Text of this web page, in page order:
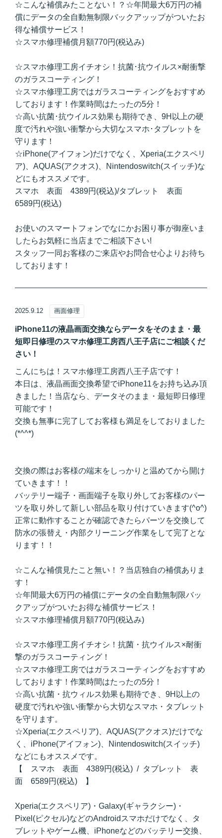
☆こんな補償みたことない！？☆年間最大6万円の補
償にデータの全自動無制限バックアッップがついたお
得な補償サービス！
☆スマホ修理補償月額770円(税込み)
☆スマホ修理工房イチオシ！抗菌･抗ウイルス×耐衝撃
のガラスコーティング！
☆スマホ修理工房ではガラスコーティングをおすすめ
しております！作業時間はたったの5分！
☆高い抗菌･抗ウイルス効果も期待でき、9H以上の硬
度で汚れや強い衝撃から大切なスマホ･タブレットを
守ります！
☆iPhone(アイフォン)だけでなく、Xperia(エクスペリ
ア)、AQUAS(アクオス)、Nintendoswitch(スイッチ)な
どにもオススメです。
スマホ 表面 4389円(税込)/タブレット 表面
6589円(税込)
お使いのスマートフォンでなにかお困り事が御座いま
したらお気軽に当店までご相談下さい!
スタッフ一同お客様のご来店やお問合せ心よりお待ち
しております！
2025.9.12 画面修理
iPhone11の液晶画面交換ならデータをそのまま・最
短即日修理のスマホ修理工房西八王子店にご相談くだ
さい！
こんにちは！スマホ修理工房西八王子店です！
本日は、液晶画面交換希望でiPhone11をお持ち込み頂
きました！当店なら、データそのまま・最短即日修理
可能です！
交換も無事に完了してお客様も満足をしておりました
(*^^*)
交換の際はお客様の端末をしっかりと温めてから開け
ていきます！！
バッテリー端子・画面端子を取り外してお客様のパー
ツを取り外して新しい部品を取り付けていきます(^o^)
正常に動作することが確認できたらパーツを交換して
防水の張替え・内部クリーニング作業をして完了とな
ります！！
☆こんな補償見たこと無い！？当店独自の補償ありま
す！
☆年間最大6万円の補償にデータの全自動無制限バッ
クアップがついたお得な補償サービス！
☆スマホ修理補償月額770円(税込み)
☆スマホ修理工房イチオシ！抗菌・抗ウイルス×耐衝
撃のガラスコーティング！
☆スマホ修理工房ではガラスコーティングをおすすめ
しております！作業時間はたったの5分！
☆高い抗菌・抗ウィルス効果も期待でき、9H以上の
硬度で汚れや強い衝撃から大切なスマホ・タブレット
を守ります。
☆Xperia(エクスペリア)、AQUAS(アクオス)だけでな
く、iPhone(アイフォン)、Nintendoswitch(スイッチ)
などにもオススメです。
【 スマホ 表面 4389円(税込) / タブレット 表
面 6589円(税込) 】
Xperia(エクスペリア)・Galaxy(ギャラクシー)・
Pixel(ピクセル)などのAndroidスマホだけでなく、タ
ブレットやゲーム機、iPhoneなどのバッテリー交換、